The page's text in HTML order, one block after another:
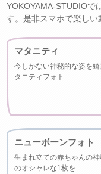
YOKOYAMA-STUDIOで
す。是非スマホで楽しい
マタニティ
今しかない神秘的な姿を
タニティフォト
ニューボーンフォト
生まれ立ての赤ちゃんの
のオシャレな1枚を